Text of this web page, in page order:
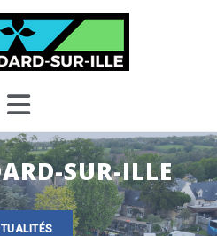
SUR-ILLE